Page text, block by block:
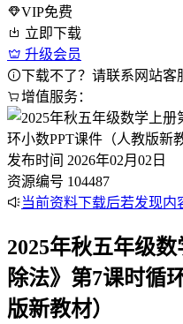
VIP免费
立即下载
升级会员
下载不了？请联系网站客
增值服务：
发布时间 2026年02月02日
资源编号 104487
当前资料下载后若发现内
2025年秋五年级
除法》第7课时循
版新教材）